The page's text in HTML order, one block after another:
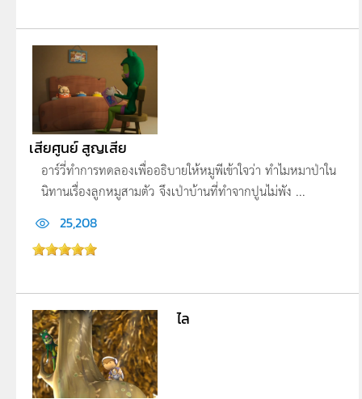
เสียศูนย์ สูญเสีย
อาร์วี่ทำการทดลองเพื่ออธิบายให้หมูพีเข้า­ใจว่า ทำไมหมาป่าใน
นิทานเรื่องลูกหมูสามตัว จึงเป่าบ้านที่ทำจากปูนไม่พัง ...
25,208
ไล